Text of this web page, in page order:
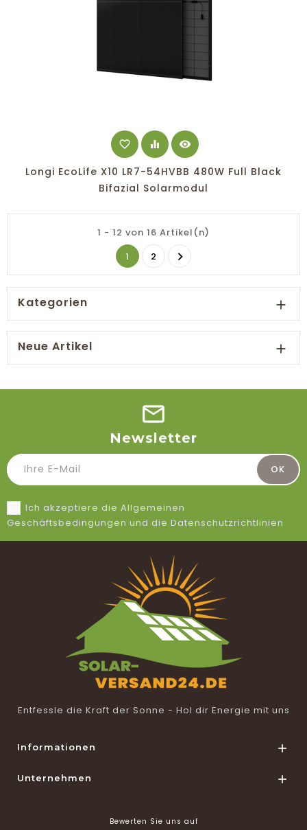
favorite_border equalizer visibility
Longi EcoLife X10 LR7-54HVBB 480W Full Black
Bifazial Solarmodul
1 - 12 von 16 Artikel(n)
1
2 
Kategorien 
Neue Artikel 
Newsletter
Ich akzeptiere die Allgemeinen
Geschäftsbedingungen und die Datenschutzrichtlinien
Entfessle die Kraft der Sonne - Hol dir Energie mit uns
Informationen 
Unternehmen 
Bewerten Sie uns auf